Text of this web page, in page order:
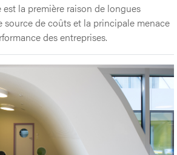
est la première raison de longues
source de coûts et la principale menace
des entreprises.